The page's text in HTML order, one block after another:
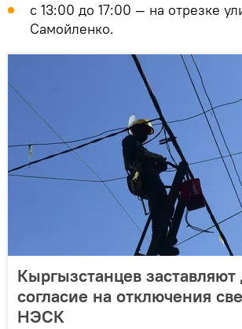
с 13:00 до 17:00 — на отрезке
Самойленко.
Кыргызстанцев заставляют
согласие на отключения
НЭСК